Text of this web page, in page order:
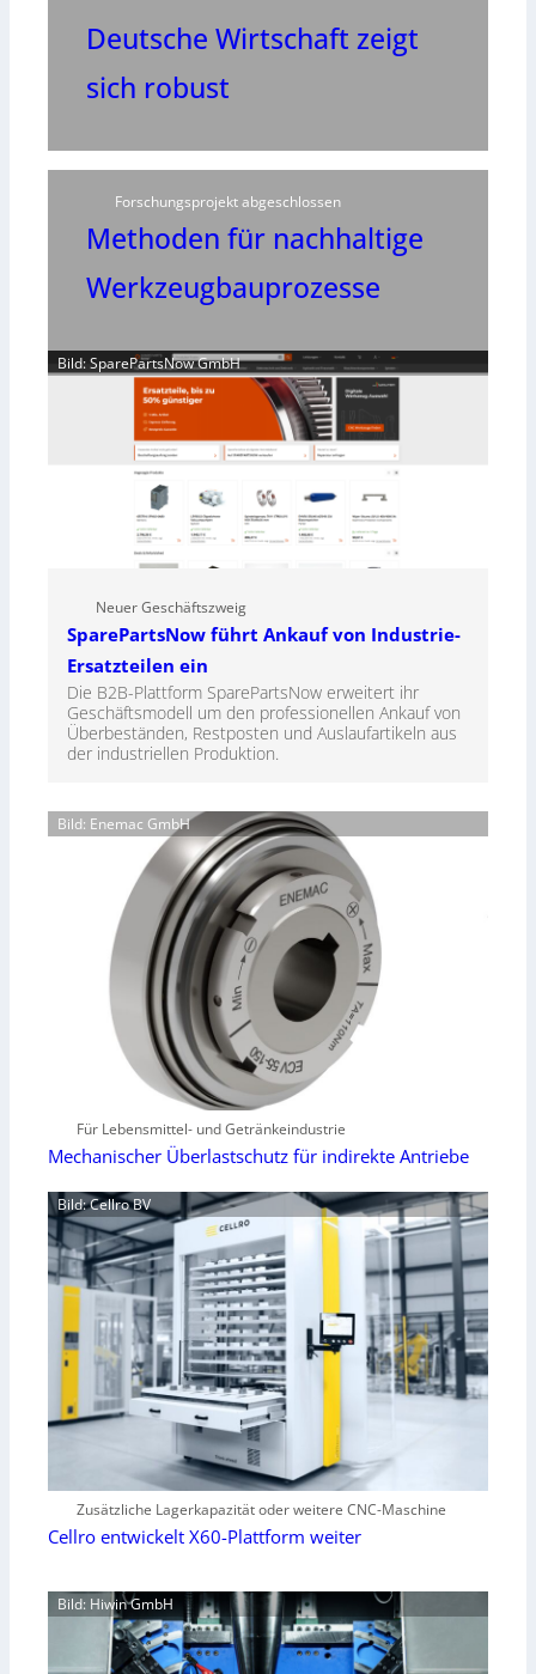
Deutsche Wirtschaft zeigt
sich robust
Forschungsprojekt abgeschlossen
Methoden für nachhaltige
Werkzeugbauprozesse
Bild: SparePartsNow GmbH
Neuer Geschäftszweig
SparePartsNow führt Ankauf von Industrie-
Ersatzteilen ein
Die B2B-Plattform SparePartsNow erweitert ihr
Geschäftsmodell um den professionellen Ankauf von
Überbeständen, Restposten und Auslaufartikeln aus
der industriellen Produktion.
Bild: Enemac GmbH
Für Lebensmittel- und Getränkeindustrie
Mechanischer Überlastschutz für indirekte Antriebe
Bild: Cellro BV
Zusätzliche Lagerkapazität oder weitere CNC-Maschine
Cellro entwickelt X60-Plattform weiter
Bild: Hiwin GmbH